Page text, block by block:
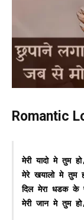
Romantic
मेरी यादो मे तुम
मेरे खयालो मे तुम
दिल मेरा धडक के
मेरी जान मे तुम